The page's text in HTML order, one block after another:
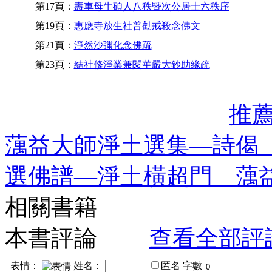
第17頁： 壽車母牛碩人八秩暨次公居士六秩序
第19頁： 惠應寺放生社普勸戒殺念佛文
第21頁： 淨然沙彌化念佛疏
第23頁： 結社修淨業兼閱華嚴大鈔助緣疏
推
蕅益大師淨土選集—詩
選佛譜—淨土橫超門 蕅
相關書籍
本書評論
查看全部評
表情： 姓名： 匿名 字數